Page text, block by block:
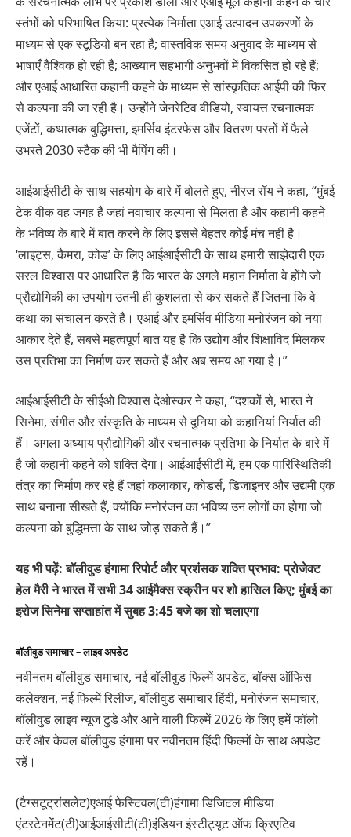
स्तंभों को परिभाषित किया: प्रत्येक निर्माता एआई उत्पादन उपकरणों के
माध्यम से एक स्टूडियो बन रहा है; वास्तविक समय अनुवाद के माध्यम से
भाषाएँ वैश्विक हो रही हैं; आख्यान सहभागी अनुभवों में विकसित हो रहे हैं;
और एआई आधारित कहानी कहने के माध्यम से सांस्कृतिक आईपी की फिर
से कल्पना की जा रही है। उन्होंने जेनरेटिव वीडियो, स्वायत्त रचनात्मक
एजेंटों, कथात्मक बुद्धिमत्ता, इमर्सिव इंटरफेस और वितरण परतों में फैले
उभरते 2030 स्टैक की भी मैपिंग की।
आईआईसीटी के साथ सहयोग के बारे में बोलते हुए, नीरज रॉय ने कहा, “मुंबई
टेक वीक वह जगह है जहां नवाचार कल्पना से मिलता है और कहानी कहने
के भविष्य के बारे में बात करने के लिए इससे बेहतर कोई मंच नहीं है।
‘लाइट्स, कैमरा, कोड’ के लिए आईआईसीटी के साथ हमारी साझेदारी एक
सरल विश्वास पर आधारित है कि भारत के अगले महान निर्माता वे होंगे जो
प्रौद्योगिकी का उपयोग उतनी ही कुशलता से कर सकते हैं जितना कि वे
कथा का संचालन करते हैं। एआई और इमर्सिव मीडिया मनोरंजन को नया
आकार देते हैं, सबसे महत्वपूर्ण बात यह है कि उद्योग और शिक्षाविद मिलकर
उस प्रतिभा का निर्माण कर सकते हैं और अब समय आ गया है।”
आईआईसीटी के सीईओ विश्वास देओस्कर ने कहा, “दशकों से, भारत ने
सिनेमा, संगीत और संस्कृति के माध्यम से दुनिया को कहानियां निर्यात की
हैं। अगला अध्याय प्रौद्योगिकी और रचनात्मक प्रतिभा के निर्यात के बारे में
है जो कहानी कहने को शक्ति देगा। आईआईसीटी में, हम एक पारिस्थितिकी
तंत्र का निर्माण कर रहे हैं जहां कलाकार, कोडर्स, डिजाइनर और उद्यमी एक
साथ बनाना सीखते हैं, क्योंकि मनोरंजन का भविष्य उन लोगों का होगा जो
कल्पना को बुद्धिमत्ता के साथ जोड़ सकते हैं।”
यह भी पढ़ें: बॉलीवुड हंगामा रिपोर्ट और प्रशंसक शक्ति प्रभाव: प्रोजेक्ट
हेल मैरी ने भारत में सभी 34 आईमैक्स स्क्रीन पर शो हासिल किए; मुंबई का
इरोज सिनेमा सप्ताहांत में सुबह 3:45 बजे का शो चलाएगा
बॉलीवुड समाचार – लाइव अपडेट
नवीनतम बॉलीवुड समाचार, नई बॉलीवुड फिल्में अपडेट, बॉक्स ऑफिस
कलेक्शन, नई फिल्में रिलीज, बॉलीवुड समाचार हिंदी, मनोरंजन समाचार,
बॉलीवुड लाइव न्यूज टुडे और आने वाली फिल्में 2026 के लिए हमें फॉलो
करें और केवल बॉलीवुड हंगामा पर नवीनतम हिंदी फिल्मों के साथ अपडेट
रहें।
(टैग्सटूट्रांसलेट)एआई फेस्टिवल(टी)हंगामा डिजिटल मीडिया
एंटरटेनमेंट(टी)आईआईसीटी(टी)इंडियन इंस्टीट्यूट ऑफ क्रिएटिव